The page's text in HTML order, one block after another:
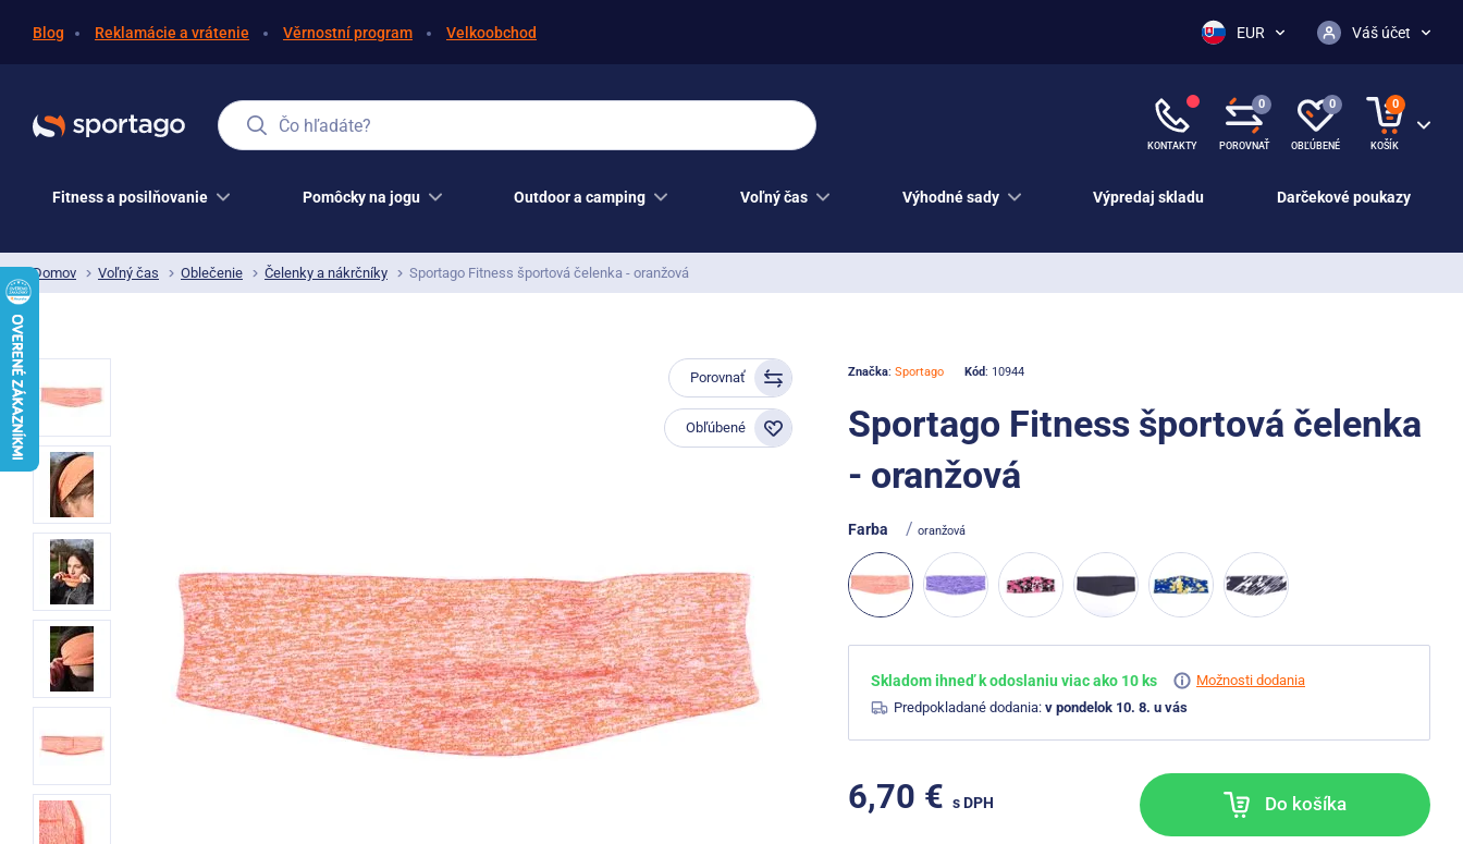
Blog Reklamácie a vrátenie Věrnostní program Velkoobchod EUR Váš účet
KONTAKTY
0
POROVNAŤ
0
OBĽÚBENÉ
0
KOŠÍK
Čo hľadáte?
Fitness a posilňovanie Pomôcky na jogu Outdoor a camping Voľný čas Výhodné sady Výpredaj skladu Darčekové poukazy
Domov Voľný čas Oblečenie Čelenky a nákrčníky Sportago Fitness športová čelenka - oranžová
Značka: Sportago Kód: 10944
Sportago Fitness športová čelenka
- oranžová
Farba / oranžová
Skladom ihneď k odoslaniu viac ako 10 ks
Možnosti dodania
Predpokladané dodania: v pondelok 10. 8. u vás
6,70 € s DPH Do košíka
Porovnať
Obľúbené